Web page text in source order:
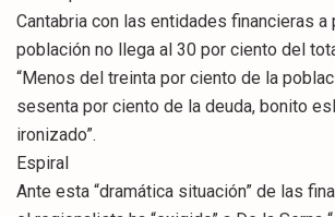
Cantabria con las entidades financieras a
población no llega al 30 por ciento del
“Menos del treinta por ciento de la
sesenta por ciento de la deuda, bonito
ironizado”.
Espiral
Ante esta “dramática situación” de las